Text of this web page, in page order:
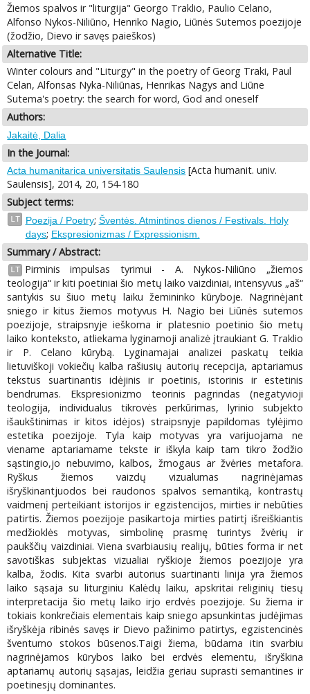
Žiemos spalvos ir "liturgija" Georgo Traklio, Paulio Celano,
Alfonso Nykos-Niliūno, Henriko Nagio, Liūnės Sutemos poezijoje
(žodžio, Dievo ir savęs paieškos)
Alternative Title:
Winter colours and "Liturgy" in the poetry of Georg Traki, Paul
Celan, Alfonsas Nyka-Niliūnas, Henrikas Nagys and Liūne
Sutema's poetry: the search for word, God and oneself
Authors:
Jakaitė, Dalia
In the Journal:
Acta humanitarica universitatis Saulensis [Acta humanit. univ.
Saulensis], 2014, 20, 154-180
Subject terms:
LT Poezija / Poetry; Šventės. Atmintinos dienos / Festivals. Holy
days; Ekspresionizmas / Expressionism.
Summary / Abstract:
LT
Pirminis impulsas tyrimui - A. Nykos-Niliūno „žiemos
teologija“ ir kiti poetiniai šio metų laiko vaizdiniai, intensyvus „aš“
santykis su šiuo metų laiku žemininko kūryboje. Nagrinėjant
sniego ir kitus žiemos motyvus H. Nagio bei Liūnės sutemos
poezijoje, straipsnyje ieškoma ir platesnio poetinio šio metų
laiko konteksto, atliekama lyginamoji analizė įtraukiant G. Traklio
ir P. Celano kūrybą. Lyginamajai analizei paskatų teikia
lietuviškoji vokiečių kalba rašiusių autorių recepcija, aptariamus
tekstus suartinantis idėjinis ir poetinis, istorinis ir estetinis
bendrumas. Ekspresionizmo teorinis pagrindas (negatyvioji
teologija, individualus tikrovės perkūrimas, lyrinio subjekto
išaukštinimas ir kitos idėjos) straipsnyje papildomas tylėjimo
estetika poezijoje. Tyla kaip motyvas yra varijuojama ne
viename aptariamame tekste ir iškyla kaip tam tikro žodžio
sąstingio,jo nebuvimo, kalbos, žmogaus ar žvėries metafora.
Ryškus žiemos vaizdų vizualumas nagrinėjamas
išryškinantjuodos bei raudonos spalvos semantiką, kontrastų
vaidmenį perteikiant istorijos ir egzistencijos, mirties ir nebūties
patirtis. Žiemos poezijoje pasikartoja mirties patirtį išreiškiantis
medžioklės motyvas, simbolinę prasmę turintys žvėrių ir
paukščių vaizdiniai. Viena svarbiausių realijų, būties forma ir net
savotiškas subjektas vizualiai ryškioje žiemos poezijoje yra
kalba, žodis. Kita svarbi autorius suartinanti linija yra žiemos
laiko sąsaja su liturginiu Kalėdų laiku, apskritai religinių tiesų
interpretacija šio metų laiko irjo erdvės poezijoje. Su žiema ir
tokiais konkrečiais elementais kaip sniego apsunkintas judėjimas
išryškėja ribinės savęs ir Dievo pažinimo patirtys, egzistencinės
šventumo stokos būsenos.Taigi žiema, būdama itin svarbiu
nagrinėjamos kūrybos laiko bei erdvės elementu, išryškina
aptariamų autorių sąsajas, leidžia geriau suprasti semantines ir
poetinesjų dominantes.